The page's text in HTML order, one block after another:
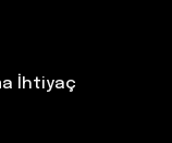
İhtiyaç